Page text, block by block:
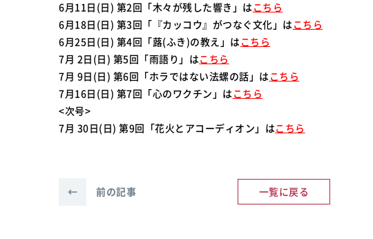
6月11日(日) 第2回「木々が残した響き」は こちら
6月18日(日) 第3回「『カッコウ』がつなぐ文化」は こちら
6月25日(日) 第4回「蕗(ふき)の教え」は こちら
7月 2日(日) 第5回「雨語り」はこちら
7月 9日(日) 第6回「ホラではない法螺の話」は こちら
7月16日(日) 第7回「心のワクチン」は こちら
<次号>
7月 30日(日) 第9回「花火とアコーディオン」はこちら
← 前の記事 一覧に戻る